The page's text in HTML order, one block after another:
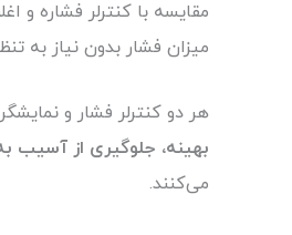
مقایسه با کنترلر فشاره و
میزان فشار بدون نیاز به
هر دو کنترلر فشار و
بهینه، جلوگیری از آسیب
می‌کنند.